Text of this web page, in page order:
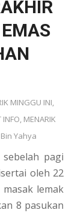
MINGGU INI,
INFO, MENARIK
Yahya
pagi
oleh 22
lemak
8 pasukan